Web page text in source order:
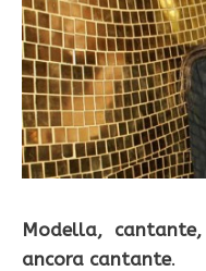
Modella,
ancora cantante.